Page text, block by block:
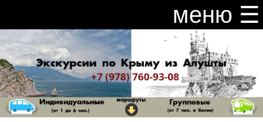
меню ☰
закрыть меню ×
Расписание и цены на экскурсии 2026
Индивидуальные экскурсии по Крыму
Видео канал Youtube